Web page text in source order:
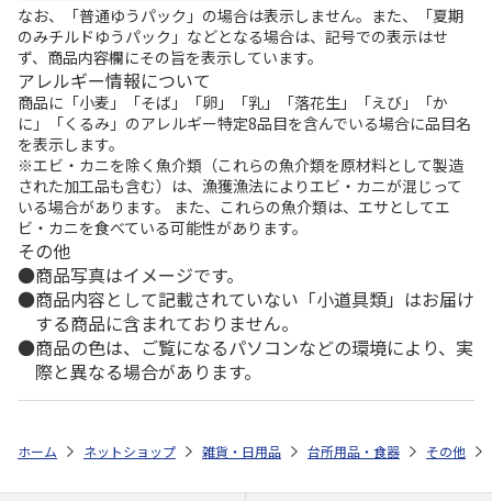
なお、「普通ゆうパック」の場合は表示しません。また、「夏期
のみチルドゆうパック」などとなる場合は、記号での表示はせ
ず、商品内容欄にその旨を表示しています。
アレルギー情報について
商品に「小麦」「そば」「卵」「乳」「落花生」「えび」「か
に」「くるみ」のアレルギー特定8品目を含んでいる場合に品目名
を表示します。
※エビ・カニを除く魚介類（これらの魚介類を原材料として製造
された加工品も含む）は、漁獲漁法によりエビ・カニが混じって
いる場合があります。 また、これらの魚介類は、エサとしてエ
ビ・カニを食べている可能性があります。
その他
商品写真はイメージです。
商品内容として記載されていない「小道具類」はお届け
する商品に含まれておりません。
商品の色は、ご覧になるパソコンなどの環境により、実
際と異なる場合があります。
ホーム ネットショップ 雑貨・日用品 台所用品・食器 その他